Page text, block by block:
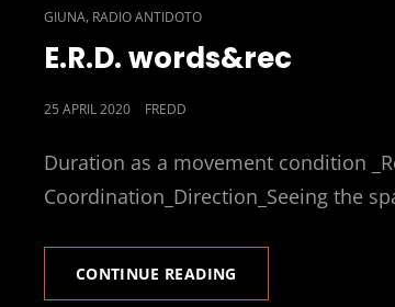
CAT
LINKS
GIUNA, RADIO ANTIDOTO
E.R.D. words&rec
POSTED
25 APRIL 2020 FREDD
Duration as a movement condition
Coordination_Direction_Seeing the
CONTINUE READING
WORDS&REC